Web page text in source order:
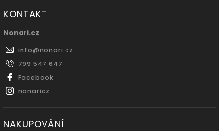
KONTAKT
Nonari.cz
info@nonari.cz
799 547 647
Facebook
nonaricz
NAKUPOVÁNÍ